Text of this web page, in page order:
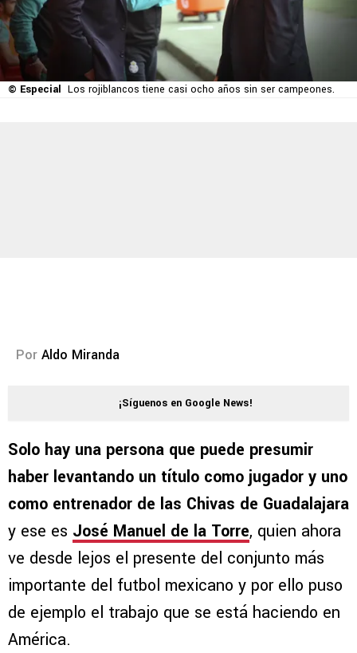
© Especial Los rojiblancos tiene casi ocho años sin ser campeones.
Por Aldo Miranda
¡Síguenos en Google News!
Solo hay una persona que puede presumir
haber levantando un título como jugador y uno
como entrenador de las Chivas de Guadalajara
y ese es José Manuel de la Torre, quien ahora
ve desde lejos el presente del conjunto más
importante del futbol mexicano y por ello puso
de ejemplo el trabajo que se está haciendo en
América.